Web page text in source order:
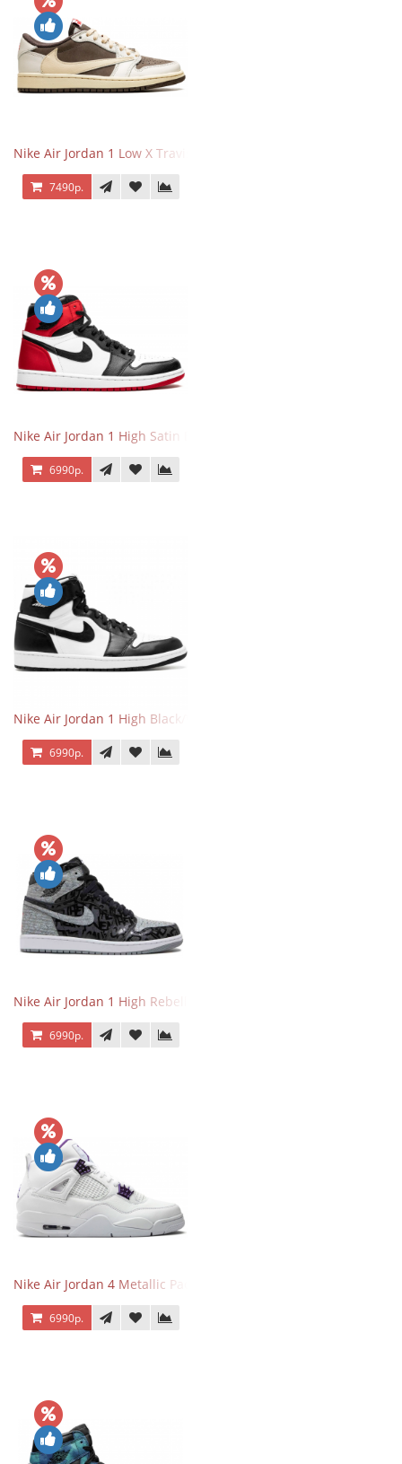
Nike Air Jordan 1 Low X Travis Scott Reverse Mocha
7490р.
Nike Air Jordan 1 High Satin Black Toe
6990р.
Nike Air Jordan 1 High Black/White
6990р.
Nike Air Jordan 1 High Rebellionaire
6990р.
Nike Air Jordan 4 Metallic Pack Purple
6990р.